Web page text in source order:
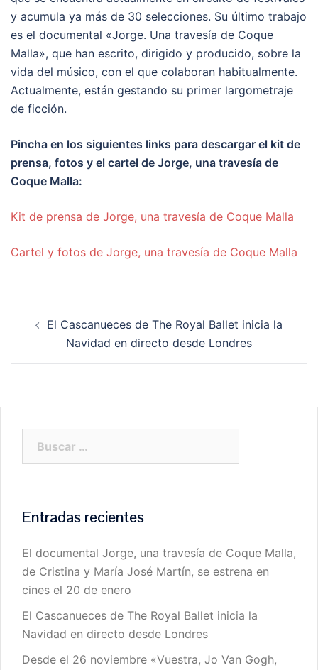
y acumula ya más de 30 selecciones. Su último trabajo
es el documental «Jorge. Una travesía de Coque
Malla», que han escrito, dirigido y producido, sobre la
vida del músico, con el que colaboran habitualmente.
Actualmente, están gestando su primer largometraje
de ficción.
Pincha en los siguientes links para descargar el kit de
prensa, fotos y el cartel de Jorge, una travesía de
Coque Malla:
Kit de prensa de Jorge, una travesía de Coque Malla
Cartel y fotos de Jorge, una travesía de Coque Malla
entradas
El Cascanueces de The Royal Ballet inicia la
Navidad en directo desde Londres
Entradas recientes
El documental Jorge, una travesía de Coque Malla,
de Cristina y María José Martín, se estrena en
cines el 20 de enero
El Cascanueces de The Royal Ballet inicia la
Navidad en directo desde Londres
Desde el 26 noviembre «Vuestra, Jo Van Gogh,